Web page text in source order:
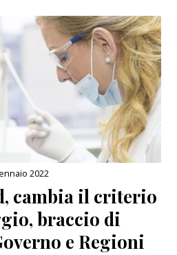
2022
cambia il criterio
braccio di
e Regioni